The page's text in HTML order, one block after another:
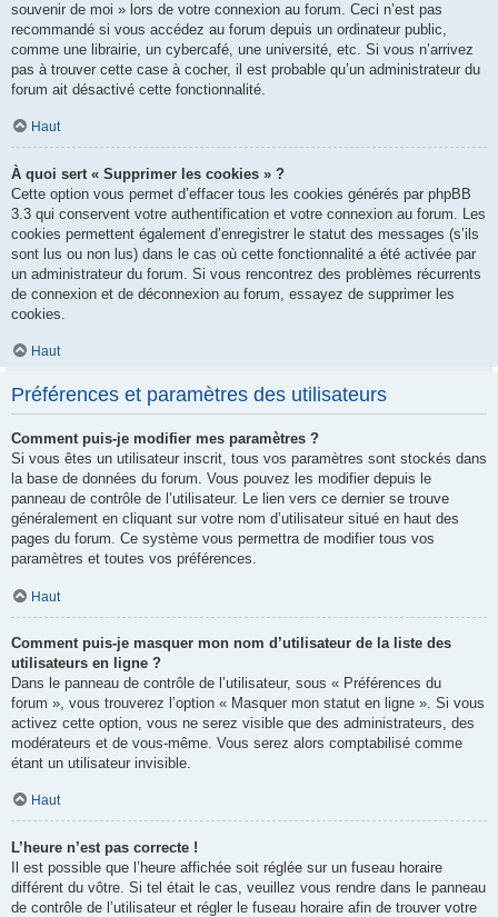
souvenir de moi » lors de votre connexion au forum. Ceci n’est pas
recommandé si vous accédez au forum depuis un ordinateur public,
comme une librairie, un cybercafé, une université, etc. Si vous n’arrivez
pas à trouver cette case à cocher, il est probable qu’un administrateur du
forum ait désactivé cette fonctionnalité.
Haut
À quoi sert « Supprimer les cookies » ?
Cette option vous permet d’effacer tous les cookies générés par phpBB
3.3 qui conservent votre authentification et votre connexion au forum. Les
cookies permettent également d’enregistrer le statut des messages (s’ils
sont lus ou non lus) dans le cas où cette fonctionnalité a été activée par
un administrateur du forum. Si vous rencontrez des problèmes récurrents
de connexion et de déconnexion au forum, essayez de supprimer les
cookies.
Haut
Préférences et paramètres des utilisateurs
Comment puis-je modifier mes paramètres ?
Si vous êtes un utilisateur inscrit, tous vos paramètres sont stockés dans
la base de données du forum. Vous pouvez les modifier depuis le
panneau de contrôle de l’utilisateur. Le lien vers ce dernier se trouve
généralement en cliquant sur votre nom d’utilisateur situé en haut des
pages du forum. Ce système vous permettra de modifier tous vos
paramètres et toutes vos préférences.
Haut
Comment puis-je masquer mon nom d’utilisateur de la liste des
utilisateurs en ligne ?
Dans le panneau de contrôle de l’utilisateur, sous « Préférences du
forum », vous trouverez l’option « Masquer mon statut en ligne ». Si vous
activez cette option, vous ne serez visible que des administrateurs, des
modérateurs et de vous-même. Vous serez alors comptabilisé comme
étant un utilisateur invisible.
Haut
L’heure n’est pas correcte !
Il est possible que l’heure affichée soit réglée sur un fuseau horaire
différent du vôtre. Si tel était le cas, veuillez vous rendre dans le panneau
de contrôle de l’utilisateur et régler le fuseau horaire afin de trouver votre